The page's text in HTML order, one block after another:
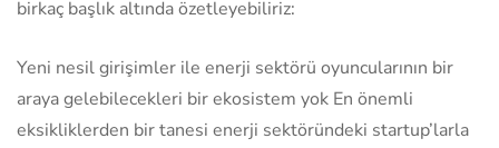
birkaç başlık altında özetleyebiliriz:
Yeni nesil girişimler ile enerji sektörü oyuncularının bir
araya gelebilecekleri bir ekosistem yok En önemli
eksikliklerden bir tanesi enerji sektöründeki startup’larla